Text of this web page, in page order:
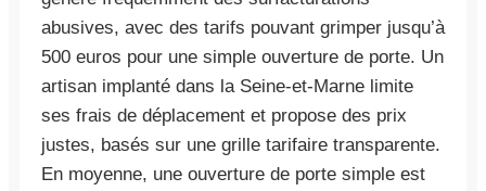
abusives, avec des tarifs pouvant grimper jusqu’à
500 euros pour une simple ouverture de porte. Un
artisan implanté dans la Seine-et-Marne limite
ses frais de déplacement et propose des prix
justes, basés sur une grille tarifaire transparente.
En moyenne, une ouverture de porte simple est